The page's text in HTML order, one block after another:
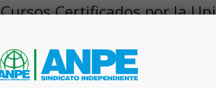
Cursos Certificados por la
Para funcionarios o interinos con experiencia